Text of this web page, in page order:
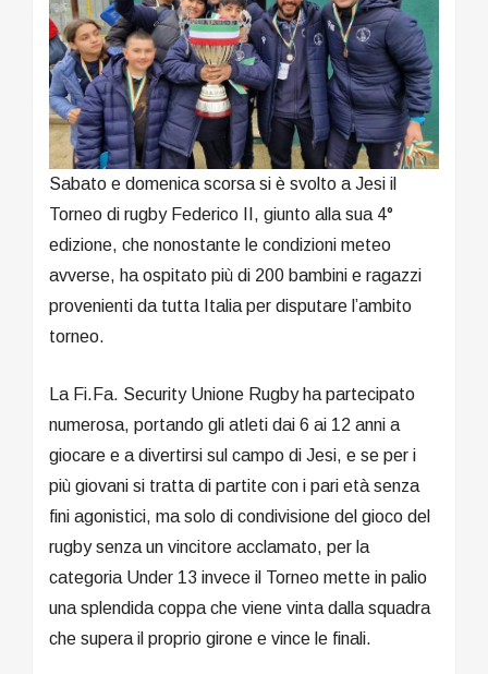
Sabato e domenica scorsa si è svolto a Jesi il
Torneo di rugby Federico II, giunto alla sua 4°
edizione, che nonostante le condizioni meteo
avverse, ha ospitato più di 200 bambini e ragazzi
provenienti da tutta Italia per disputare l’ambito
torneo.
La Fi.Fa. Security Unione Rugby ha partecipato
numerosa, portando gli atleti dai 6 ai 12 anni a
giocare e a divertirsi sul campo di Jesi, e se per i
più giovani si tratta di partite con i pari età senza
fini agonistici, ma solo di condivisione del gioco del
rugby senza un vincitore acclamato, per la
categoria Under 13 invece il Torneo mette in palio
una splendida coppa che viene vinta dalla squadra
che supera il proprio girone e vince le finali.